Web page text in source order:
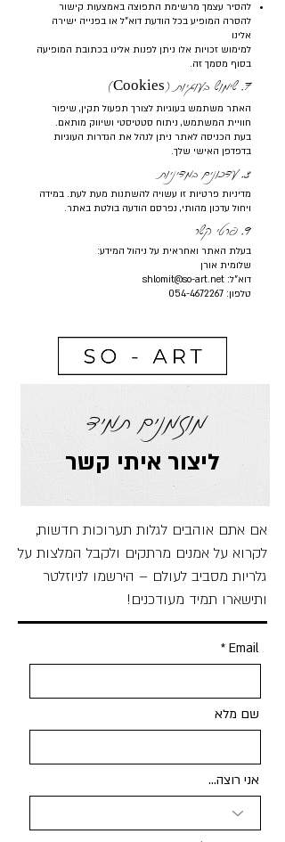
להסיר עצמך מרשימת התפוצה באמצעות קישור
להסרה המופיע בכל הודעת דוא"ל או בפנייה ישירה
אלינו
למימוש זכויות אלו ניתן לפנות אלינו בכתובת המופיעה
בסוף מסמך זה.
7. שימוש בעוגיות ( Cookies
)
האתר משתמש בעוגיות לצורך תפעול תקין, שיפור
חוויית המשתמש, ניתוח סטטיסטי ושיווק מותאם.
בעת הכניסה לאתר ניתן לנהל את הגדרות העוגיות
בדפדפן האישי שלך.
8. עדכונים במדיניות
מדיניות פרטיות זו עשויה להשתנות מעת לעת. במידה
ויחול עדכון מהותי, נפרסם הודעה בולטת באתר.
9. פרטי קשר
בעלת האתר ואחראית על ניהול המידע:
שלומית אורן
דוא"ל: shlomit@so-art.net
טלפון: 054-4672267
ליצור איתי קשר
מוזמנים תמיד
אם אתם אוהבים לגלות תערוכות חדשות,
לקרוא על אמנים מרתקים ולקבל המלצות על
גלריות מסביב לעולם – הירשמו לניוזלטר
ותישארו תמיד מעודכנים!
Email
שם מלא
אני רוצה...